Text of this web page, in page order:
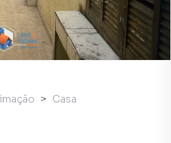
Casa